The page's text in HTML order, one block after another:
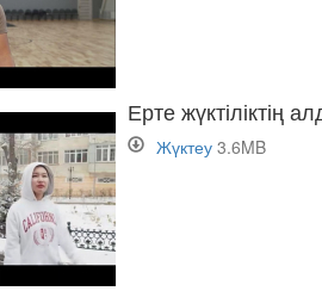
Ерте жүктіліктің
Жүктеу 3.6MB